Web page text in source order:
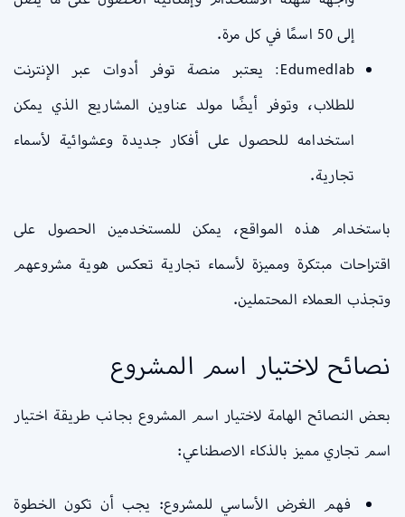
إلى 50 اسمًا في كل مرة.
Edumedlab: يعتبر منصة توفر أدوات عبر الإنترنت
للطلاب، وتوفر أيضًا مولد عناوين المشاريع الذي يمكن
استخدامه للحصول على أفكار جديدة وعشوائية لأسماء
تجارية.
باستخدام هذه المواقع، يمكن للمستخدمين الحصول على
اقتراحات مبتكرة ومميزة لأسماء تجارية تعكس هوية مشروعهم
وتجذب العملاء المحتملين.
نصائح لاختيار اسم المشروع
بعض النصائح الهامة لاختيار اسم المشروع بجانب طريقة اختيار
اسم تجاري مميز بالذكاء الاصطناعي:
فهم الغرض الأساسي للمشروع: يجب أن تكون الخطوة